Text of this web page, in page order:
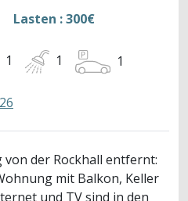
Lasten : 300€
1 1 1
der Rockhall entfernt:
mit Balkon, Keller
und TV sind in den